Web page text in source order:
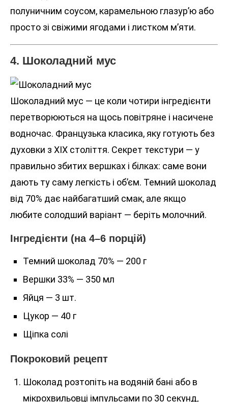
полуничним соусом, карамельною глазур’ю або
просто зі свіжими ягодами і листком м’яти.
4. Шоколадний мус
Шоколадний мус — це коли чотири інгредієнти
перетворюються на щось повітряне і насичене
водночас. Французька класика, яку готують без
духовки з XIX століття. Секрет текстури — у
правильно збитих вершках і білках: саме вони
дають ту саму легкість і об’єм. Темний шоколад
від 70% дає найбагатший смак, але якщо
любите солодший варіант — беріть молочний.
Інгредієнти (на 4–6 порцій)
Темний шоколад 70% — 200 г
Вершки 33% — 350 мл
Яйця — 3 шт.
Цукор — 40 г
Щіпка солі
Покроковий рецепт
Шоколад розтопіть на водяній бані або в
мікрохвильовці імпульсами по 30 секунд,